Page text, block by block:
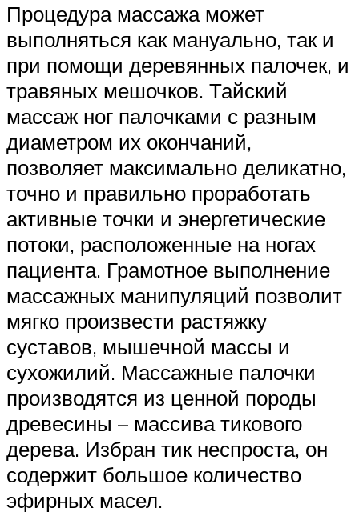
Процедура массажа может
выполняться как мануально, так и
при помощи деревянных палочек, и
травяных мешочков. Тайский
массаж ног палочками с разным
диаметром их окончаний,
позволяет максимально деликатно,
точно и правильно проработать
активные точки и энергетические
потоки, расположенные на ногах
пациента. Грамотное выполнение
массажных манипуляций позволит
мягко произвести растяжку
суставов, мышечной массы и
сухожилий. Массажные палочки
производятся из ценной породы
древесины – массива тикового
дерева. Избран тик неспроста, он
содержит большое количество
эфирных масел.